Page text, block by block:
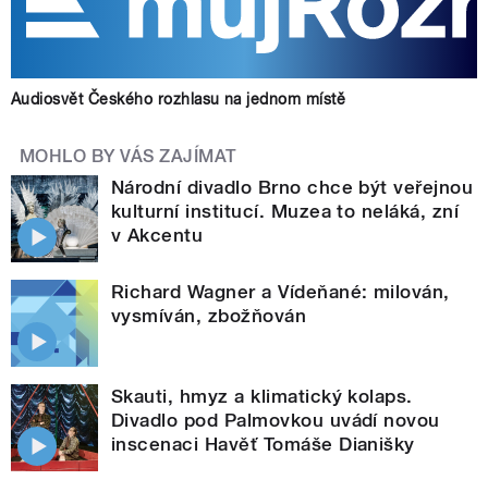
Audiosvět Českého rozhlasu na jednom místě
MOHLO BY VÁS ZAJÍMAT
Národní divadlo Brno chce být veřejnou
kulturní institucí. Muzea to neláká, zní
v Akcentu
Richard Wagner a Vídeňané: milován,
vysmíván, zbožňován
Skauti, hmyz a klimatický kolaps.
Divadlo pod Palmovkou uvádí novou
inscenaci Havěť Tomáše Dianišky